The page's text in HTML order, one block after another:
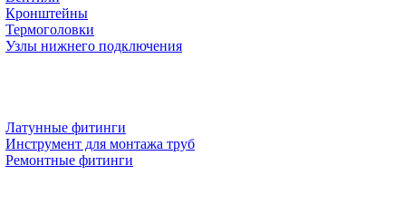
Кронштейны
Термоголовки
Узлы нижнего подключения
Латунные фитинги
Инструмент для монтажа труб
Ремонтные фитинги